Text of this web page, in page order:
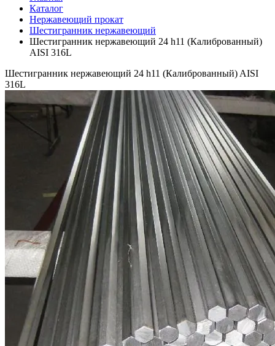
Каталог
Нержавеющий прокат
Шестигранник нержавеющий
Шестигранник нержавеющий 24 h11 (Калиброванный)
AISI 316L
Шестигранник нержавеющий 24 h11 (Калиброванный) AISI
316L